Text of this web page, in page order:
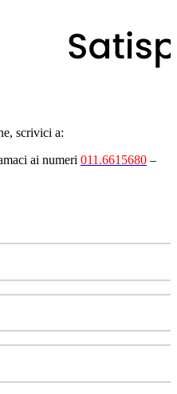
scrivici a:
ai numeri 011.6615680 –